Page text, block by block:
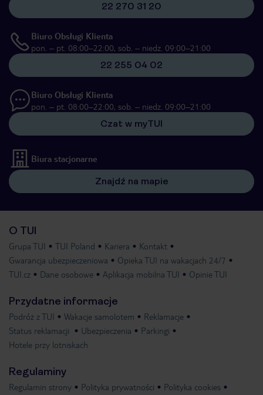
22 270 31 20
Biuro Obsługi Klienta
pon. – pt. 08:00–22:00, sob. – niedz. 09:00–21:00
22 255 04 02
Biuro Obsługi Klienta
pon. – pt. 08:00–22:00, sob. – niedz. 09:00–21:00
Czat w myTUI
Biura stacjonarne
Znajdź na mapie
O TUI
Grupa TUI TUI Poland Kariera
Kontakt
Gwarancja ubezpieczeniowa
Opieka TUI na wakacjach 24/7
TUI.cz
Dane osobowe Aplikacja mobilna TUI Opinie TUI
Przydatne informacje
Podróż z TUI Wakacje samolotem
Reklamacje
Status reklamacji
Ubezpieczenia
Parkingi
Hotele przy lotniskach
Regulaminy
Regulamin strony Polityka prywatności Polityka cookies